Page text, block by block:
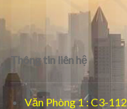
Thông tin liên hệ
Văn Phòng 1 : C3-112